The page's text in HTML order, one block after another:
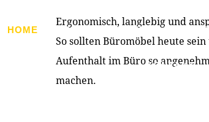
HOME PRODUKTE ÜBER UNS
KONTAKT
Ergonomisch, langlebig und
So sollten Büromöbel heute
Aufenthalt im Büro so
machen.